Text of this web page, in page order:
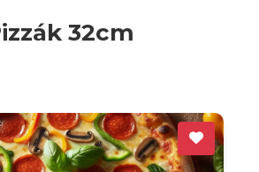
32cm